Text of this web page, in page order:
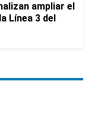
ampliar el
Línea 3 del